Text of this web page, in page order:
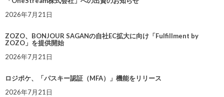
2026年7月21日
ZOZO、BONJOUR SAGANの自社EC拡大に向け「Fulfillment by
ZOZO」を提供開始
2026年7月21日
ロジポケ、「パスキー認証（MFA）」機能をリリース
2026年7月21日